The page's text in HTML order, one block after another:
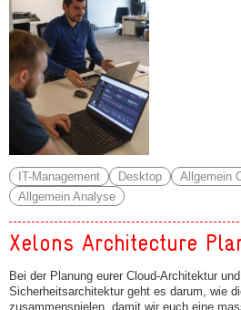
IT-Management Desktop
Allgemein
Allgemein Analyse
Xelons Architecture
Bei der Planung eurer Cloud-Architektur
Sicherheitsarchitektur geht es darum, wie
zusammenspielen, damit wir euch eine